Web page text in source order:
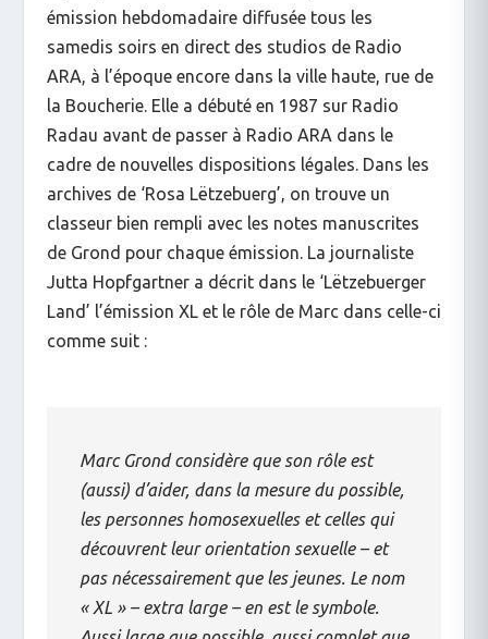
émission hebdomadaire diffusée tous les
samedis soirs en direct des studios de Radio
ARA, à l’époque encore dans la ville haute, rue de
la Boucherie. Elle a débuté en 1987 sur Radio
Radau avant de passer à Radio ARA dans le
cadre de nouvelles dispositions légales. Dans les
archives de ‘Rosa Lëtzebuerg’, on trouve un
classeur bien rempli avec les notes manuscrites
de Grond pour chaque émission. La journaliste
Jutta Hopfgartner a décrit dans le ‘Lëtzebuerger
Land’ l’émission XL et le rôle de Marc dans celle-ci
comme suit :
Marc Grond considère que son rôle est
(aussi) d’aider, dans la mesure du possible,
les personnes homosexuelles et celles qui
découvrent leur orientation sexuelle – et
pas nécessairement que les jeunes. Le nom
« XL » – extra large – en est le symbole.